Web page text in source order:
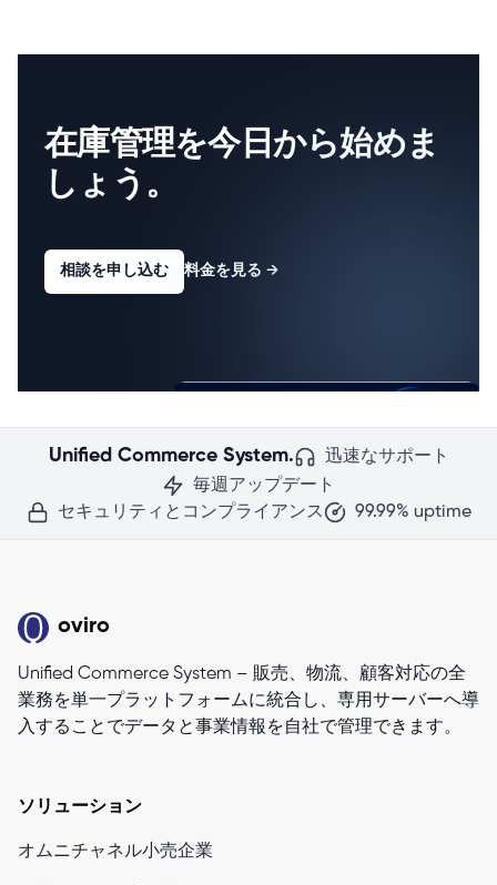
在庫管理を今日から始めま
しょう。
相談を申し込む 料金を見る →
Unified Commerce System.
迅速なサポート
毎週アップデート
セキュリティとコンプライアンス
99.99% uptime
oviro
Unified Commerce System – 販売、物流、顧客対応の全
業務を単一プラットフォームに統合し、専用サーバーへ導
入することでデータと事業情報を自社で管理できます。
ソリューション
オムニチャネル小売企業